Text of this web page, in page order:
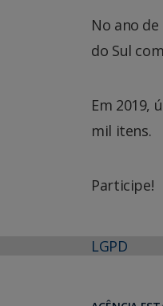
No ano
do Sul
Em 2019,
mil itens.
Participe!
LGPD